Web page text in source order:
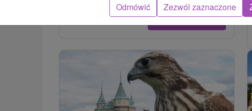
POKAZ
Odmówić Zezwól zaznaczone